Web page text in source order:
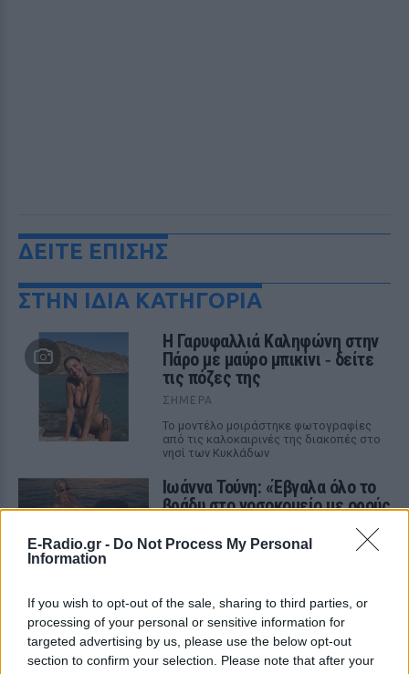
E-Radio.gr - Do Not Process My Personal
Information
If you wish to opt-out of the sale, sharing to third parties, or
processing of your personal or sensitive information for
targeted advertising by us, please use the below opt-out
section to confirm your selection. Please note that after your
ΔΕΙΤΕ ΕΠΙΣΗΣ
ΣΤΗΝ ΙΔΙΑ ΚΑΤΗΓΟΡΙΑ
Η Γαρυφαλλιά Καληφώνη στην
Πάρο με μαύρο μπικίνι ‑ δείτε
τις πόζες της
ΣΉΜΕΡΑ
Το μοντέλο μοιράστηκε φωτογραφίες
από τις καλοκαιρινές της διακοπές στο
νησί των Κυκλάδων
Ιωάννα Τούνη: «Έβγαλα όλο το
βράδυ στο νοσοκομείο με ορούς
ΣΉΜΕΡΑ
followers της στο Instagram τις δύσκολες
ώρες που πέρασε.
Ατύχημα για τον Ιβάν Σβιτάιλο
στην Κέρκυρα: «Θα σηκωθώ πιο